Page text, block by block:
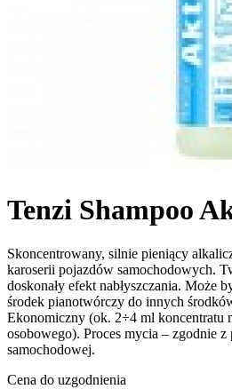
Tenzi Shampoo
Skoncentrowany, silnie pieniący
karoserii pojazdów samochodowych.
doskonały efekt nabłyszczania. Może
środek pianotwórczy do innych
Ekonomiczny (ok. 2÷4 ml koncentratu
osobowego). Proces mycia – zgodnie
samochodowej.
Cena do uzgodnienia